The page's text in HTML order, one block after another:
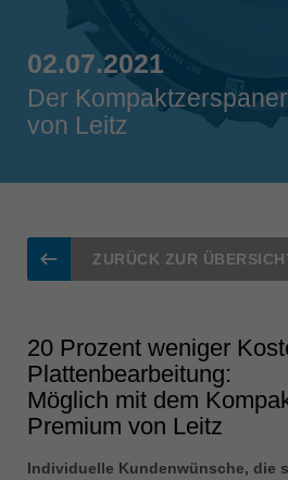
Singapore
Slovenija
Suomi
Taiwan
türkçe
USA
english
tiếng việt
02.07.2021
Der
von Leitz
ZURÜCK ZUR
20 Prozent weniger
Plattenbearbeitung:
Möglich mit dem
Premium von Leitz
Individuelle Kundenwünsche, die